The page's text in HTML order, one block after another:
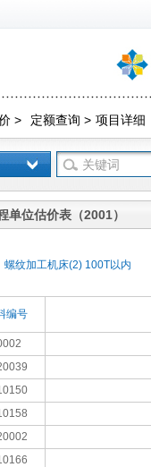
> 定额查询 > 项目详细
单位估价表（2001）
螺纹加工机床(2) 100T以内
编号